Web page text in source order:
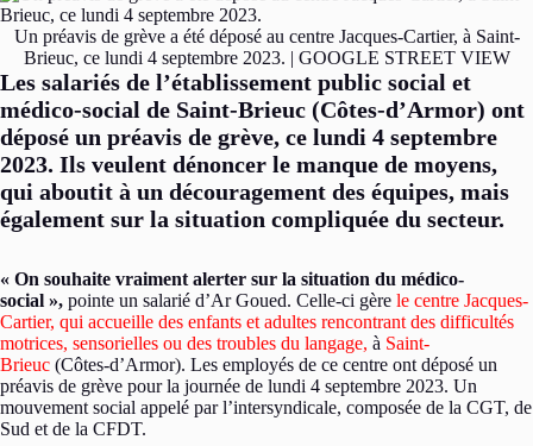
Un préavis de grève a été déposé au centre Jacques-Cartier, à Saint-
Brieuc, ce lundi 4 septembre 2023. | GOOGLE STREET VIEW
Les salariés de l’établissement public social et
médico-social de Saint-Brieuc (Côtes-d’Armor) ont
déposé un préavis de grève, ce lundi 4 septembre
2023. Ils veulent dénoncer le manque de moyens,
qui aboutit à un découragement des équipes, mais
également sur la situation compliquée du secteur.
« On souhaite vraiment alerter sur la situation du médico-
social », pointe un salarié d’Ar Goued. Celle-ci gère le centre Jacques-
Cartier, qui accueille des enfants et adultes rencontrant des difficultés
motrices, sensorielles ou des troubles du langage, à Saint-
Brieuc (Côtes-d’Armor). Les employés de ce centre ont déposé un
préavis de grève pour la journée de lundi 4 septembre 2023. Un
mouvement social appelé par l’intersyndicale, composée de la CGT, de
Sud et de la CFDT.